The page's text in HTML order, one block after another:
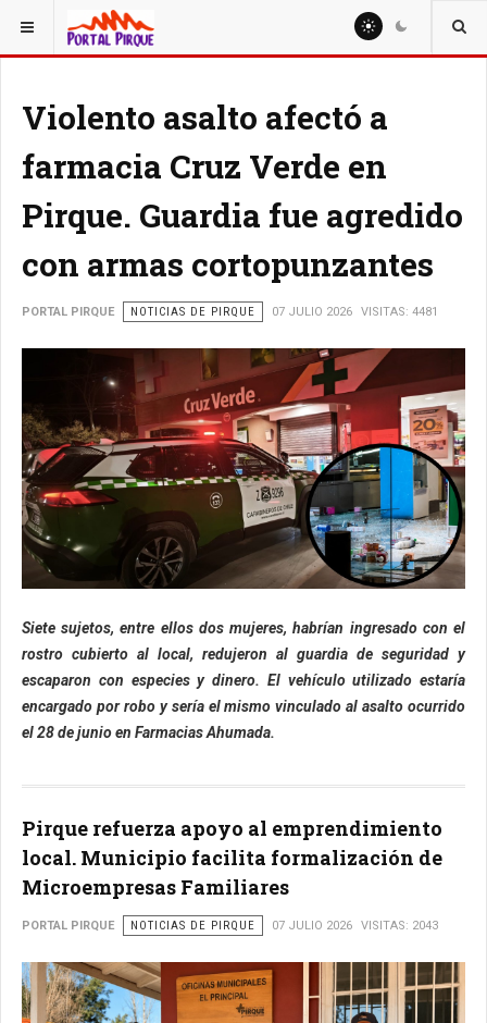
ESTÁ AQUÍ: NOTICIAS
Violento asalto afectó a
farmacia Cruz Verde en
Pirque. Guardia fue agredido
con armas cortopunzantes
PORTAL PIRQUE NOTICIAS DE PIRQUE 07 JULIO 2026 VISITAS: 4481
Siete sujetos, entre ellos dos mujeres, habrían ingresado con el
rostro cubierto al local, redujeron al guardia de seguridad y
escaparon con especies y dinero. El vehículo utilizado estaría
encargado por robo y sería el mismo vinculado al asalto ocurrido
el 28 de junio en Farmacias Ahumada.
Pirque refuerza apoyo al emprendimiento
local. Municipio facilita formalización de
Microempresas Familiares
PORTAL PIRQUE NOTICIAS DE PIRQUE 07 JULIO 2026 VISITAS: 2043